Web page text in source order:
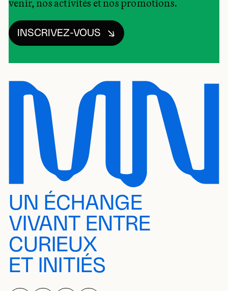
venir, nos activités et nos promotions.
INSCRIVEZ-VOUS
UN ÉCHANGE
VIVANT ENTRE
CURIEUX
ET INITIÉS